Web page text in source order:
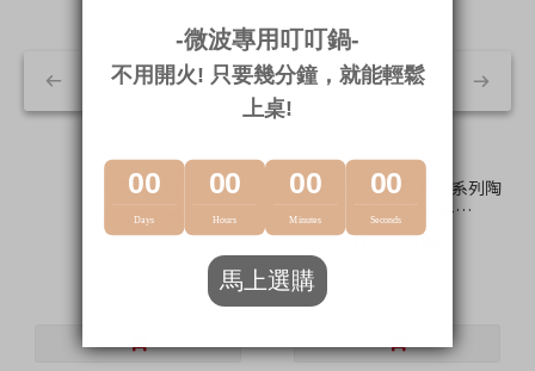
親子料理組
NT$4,190
NT$10,800
Midas Plus 2.0可拆式系列陶
瓷塗層鍋5件組-
Chouchou(Q導全覆底/IH爐
NT$3,490